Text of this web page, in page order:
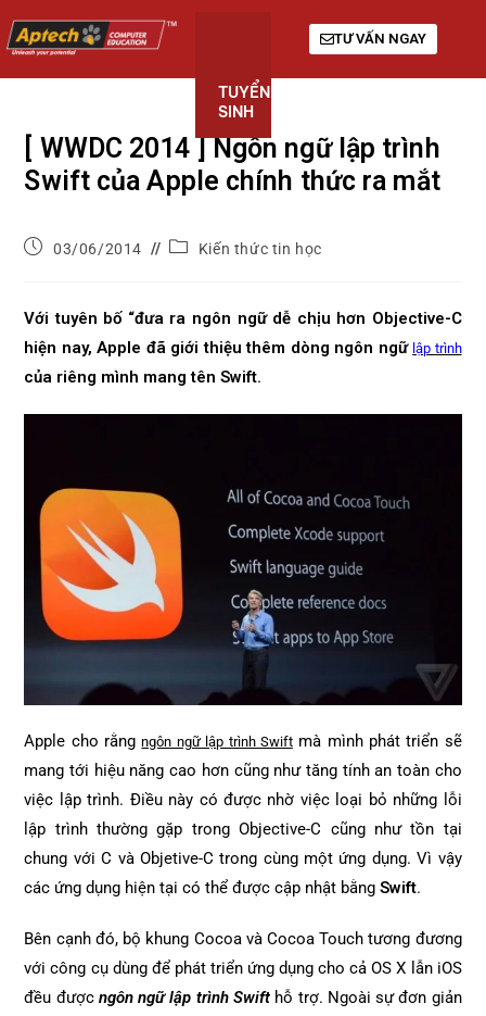
TUYỂN
SINH
TƯ VẤN NGAY
[ WWDC 2014 ] Ngôn ngữ lập trình
Swift của Apple chính thức ra mắt
03/06/2014 Kiến thức tin học
Với tuyên bố “đưa ra ngôn ngữ dễ chịu hơn Objective-C
hiện nay, Apple đã giới thiệu thêm dòng ngôn ngữ lập trình
của riêng mình mang tên Swift.
Apple cho rằngngôn ngữ lập trình Swiftmà mình phát triển sẽ
mang tới hiệu năng cao hơn cũng như tăng tính an toàn cho
việc lập trình. Điều này có được nhờ việc loại bỏ những lỗi
lập trình thường gặp trong Objective-C cũng như tồn tại
chung với C và Objetive-C trong cùng một ứng dụng. Vì vậy
các ứng dụng hiện tại có thể được cập nhật bằngSwift.
Bên cạnh đó, bộ khung Cocoa và Cocoa Touch tương đương
với công cụ dùng để phát triển ứng dụng cho cả OS X lẫn iOS
đều được ngôn ngữ lập trình Swift hỗ trợ. Ngoài sự đơn giản